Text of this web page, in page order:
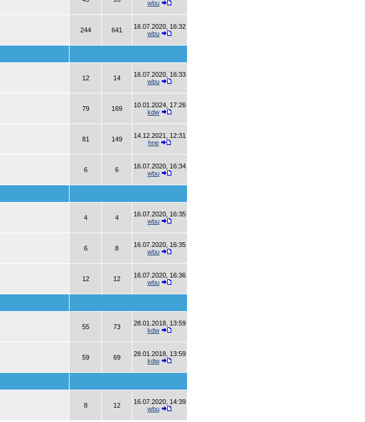
wbu
244 641
16.07.2020, 16:32
wbu
12 14
16.07.2020, 16:33
wbu
79 169
10.01.2024, 17:26
kdw
81 149
14.12.2021, 12:31
hne
6 6
16.07.2020, 16:34
wbu
4 4
16.07.2020, 16:35
wbu
6 8
16.07.2020, 16:35
wbu
12 12
16.07.2020, 16:36
wbu
55 73
28.01.2018, 13:59
kdw
59 69
28.01.2018, 13:59
kdw
8 12
16.07.2020, 14:39
wbu